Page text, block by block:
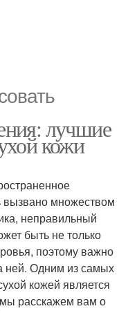
лучшие
кожи
вызвано множеством
неправильный
быть не только
поэтому важно
ней. Одним из самых
кожей является
расскажем вам о